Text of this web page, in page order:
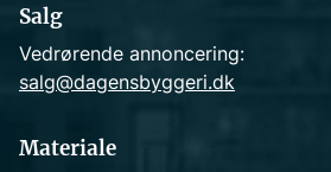
Salg
Vedrørende annoncering:
salg@dagensbyggeri.dk
Materiale